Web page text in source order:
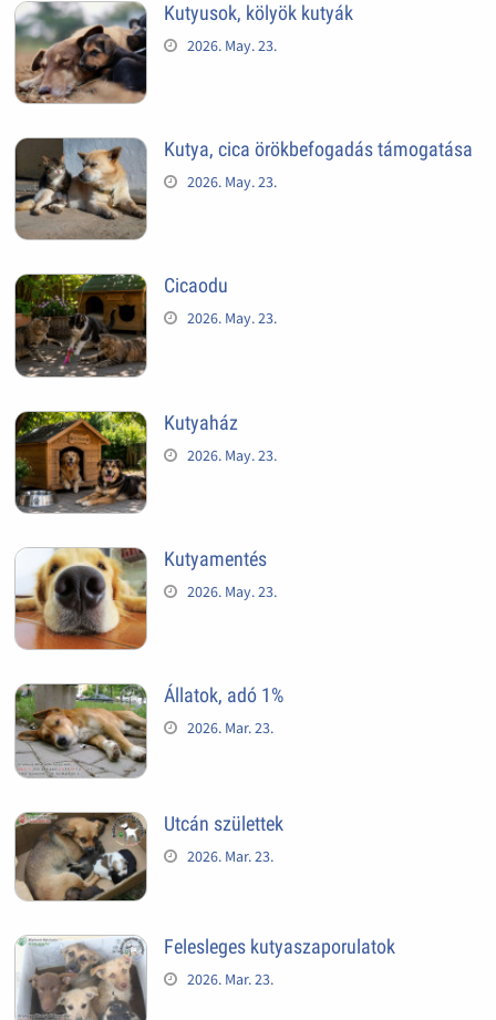
Kutyusok, kölyök kutyák
2026. May. 23.
Kutya, cica örökbefogadás támogatása
2026. May. 23.
Cicaodu
2026. May. 23.
Kutyaház
2026. May. 23.
Kutyamentés
2026. May. 23.
Állatok, adó 1%
2026. Mar. 23.
Utcán születtek
2026. Mar. 23.
Felesleges kutyaszaporulatok
2026. Mar. 23.